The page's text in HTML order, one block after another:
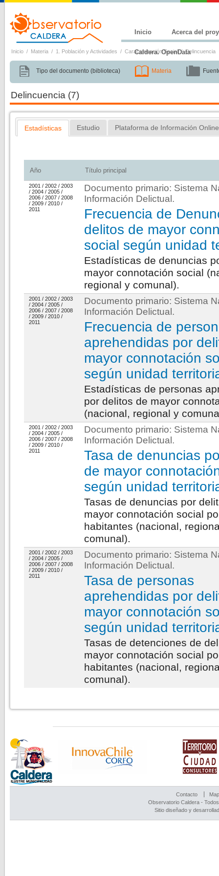
Inicio Acerca del
Caldera. OpenData
Inicio / Materia / 1. Población y Actividades / Caracterización Social / Delincuencia
Tipo del documento (biblioteca) Materia
Delincuencia (7)
Estadísticas Estudio Plataforma de Información Online
Año Título principal
2001 /2002 /2003
/2004 /2005 /
2006 /2007 /2008
/2009 /2010 /
2011
Documento primario: Sistema
Información Delictual .
Frecuencia de
delitos de mayor
social según unidad
Estadísticas de denuncias
mayor connotación social
regional y comunal).
2001 /2002 /2003
/2004 /2005 /
2006 /2007 /2008
/2009 /2010 /
2011
Documento primario: Sistema
Información Delictual .
Frecuencia de
aprehendidas por
mayor connotación
según unidad
Estadísticas de personas
por delitos de mayor
(nacional, regional y
2001 /2002 /2003
/2004 /2005 /
2006 /2007 /2008
/2009 /2010 /
2011
Documento primario: Sistema
Información Delictual .
Tasa de denuncias
de mayor
según unidad
Tasas de denuncias por
mayor connotación social
habitantes (nacional,
comunal).
2001 /2002 /2003
/2004 /2005 /
2006 /2007 /2008
/2009 /2010 /
2011
Documento primario: Sistema
Información Delictual .
Tasa de personas
aprehendidas por
mayor connotación
según unidad
Tasas de detenciones de
mayor connotación social
habitantes (nacional,
comunal).
Contacto
Observatorio Caldera -
Sitio diseñado y